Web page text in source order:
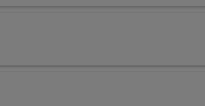
bei einem
sind meist Pferderennen.